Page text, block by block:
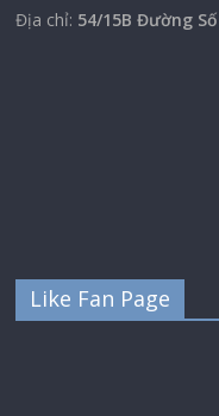
Địa chỉ: 54/15B Đường
Like Fan Page